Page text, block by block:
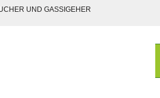
UND GASSIGEHER
HITZEWELLE AUS